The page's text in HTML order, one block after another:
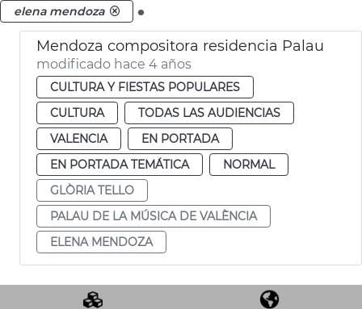
elena mendoza
Mendoza compositora residencia Palau
modificado hace 4 años
CULTURA Y FIESTAS POPULARES
CULTURA
TODAS LAS AUDIENCIAS
VALENCIA
EN PORTADA
EN PORTADA TEMÁTICA
NORMAL
GLÒRIA TELLO
PALAU DE LA MÚSICA DE VALÈNCIA
ELENA MENDOZA